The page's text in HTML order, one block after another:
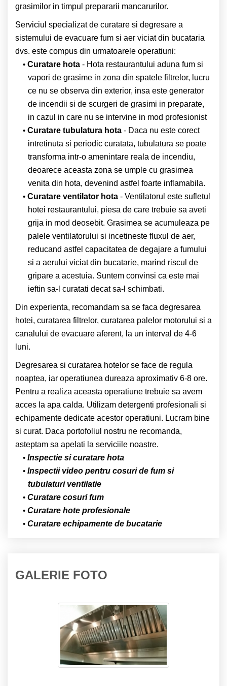
grasimilor in timpul prepararii mancarurilor.
Serviciul specializat de curatare si degresare a
sistemului de evacuare fum si aer viciat din bucataria
dvs. este compus din urmatoarele operatiuni:
Curatare hota- Hota restaurantului aduna fum si
vapori de grasime in zona din spatele filtrelor, lucru
ce nu se observa din exterior, insa este generator
de incendii si de scurgeri de grasimi in preparate,
in cazul in care nu se intervine in mod profesionist
Curatare tubulatura hota- Daca nu este corect
intretinuta si periodic curatata, tubulatura se poate
transforma intr-o amenintare reala de incendiu,
deoarece aceasta zona se umple cu grasimea
venita din hota, devenind astfel foarte inflamabila.
Curatare ventilator hota - Ventilatorul este sufletul
hotei restaurantului, piesa de care trebuie sa aveti
grija in mod deosebit. Grasimea se acumuleaza pe
palele ventilatorului si incetineste fluxul de aer,
reducand astfel capacitatea de degajare a fumului
si a aerului viciat din bucatarie, marind riscul de
gripare a acestuia. Suntem convinsi ca este mai
ieftin sa-l curatati decat sa-l schimbati.
Din experienta, recomandam sa se faca degresarea
hotei, curatarea filtrelor, curatarea palelor motorului si a
canalului de evacuare aferent, la un interval de 4-6
luni.
Degresarea si curatarea hotelor se face de regula
noaptea, iar operatiunea dureaza aproximativ 6-8 ore.
Pentru a realiza aceasta operatiune trebuie sa avem
acces la apa calda. Utilizam detergenti profesionali si
echipamente dedicate acestor operatiuni. Lucram bine
si curat. Daca portofoliul nostru ne recomanda,
asteptam sa apelati la serviciile noastre.
Inspectie si curatare hota
Inspectii video pentru cosuri de fum si
tubulaturi ventilatie
Curatare cosuri fum
Curatare hote profesionale
Curatare echipamente de bucatarie
GALERIE FOTO